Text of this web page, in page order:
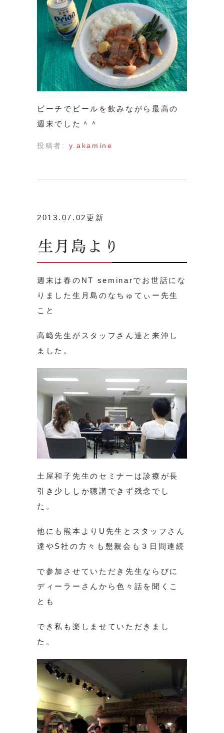
ビーチでビールを飲みながら最高の
週末でした＾＾
投稿者: y.akamine
2013.07.02更新
生月島より
週末は春のNT seminarでお世話にな
りました生月島のなちゅてぃー先生
こと
高﨑先生がスタッフさん達と来沖し
ました。
土屋和子先生のセミナーは診療が長
引き少ししか聴講できず残念でし
た。
他にも熊本よりU先生とスタッフさん
達やS社の方々も懇親会も３日間連続
で参加させていただき先生ならびに
ディーラーさんから色々話を聞くこ
とも
でき私も楽しませていただきまし
た。